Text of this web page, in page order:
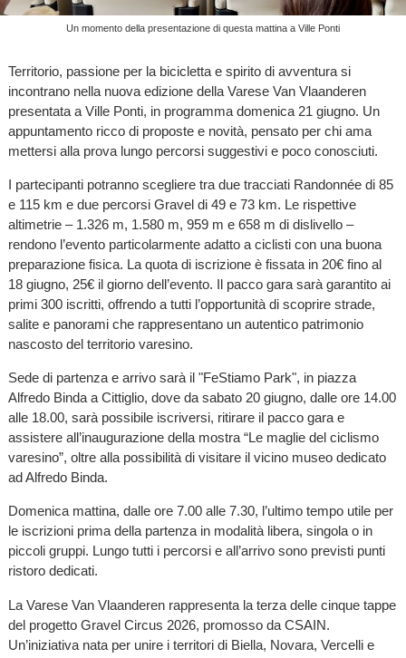
Un momento della presentazione di questa mattina a Ville Ponti
Territorio, passione per la bicicletta e spirito di avventura si
incontrano nella nuova edizione della Varese Van Vlaanderen
presentata a Ville Ponti, in programma domenica 21 giugno. Un
appuntamento ricco di proposte e novità, pensato per chi ama
mettersi alla prova lungo percorsi suggestivi e poco conosciuti.
I partecipanti potranno scegliere tra due tracciati Randonnée di 85
e 115 km e due percorsi Gravel di 49 e 73 km. Le rispettive
altimetrie – 1.326 m, 1.580 m, 959 m e 658 m di dislivello –
rendono l’evento particolarmente adatto a ciclisti con una buona
preparazione fisica. La quota di iscrizione è fissata in 20€ fino al
18 giugno, 25€ il giorno dell’evento. Il pacco gara sarà garantito ai
primi 300 iscritti, offrendo a tutti l’opportunità di scoprire strade,
salite e panorami che rappresentano un autentico patrimonio
nascosto del territorio varesino.
Sede di partenza e arrivo sarà il "FeStiamo Park", in piazza
Alfredo Binda a Cittiglio, dove da sabato 20 giugno, dalle ore 14.00
alle 18.00, sarà possibile iscriversi, ritirare il pacco gara e
assistere all’inaugurazione della mostra “Le maglie del ciclismo
varesino”, oltre alla possibilità di visitare il vicino museo dedicato
ad Alfredo Binda.
Domenica mattina, dalle ore 7.00 alle 7.30, l’ultimo tempo utile per
le iscrizioni prima della partenza in modalità libera, singola o in
piccoli gruppi. Lungo tutti i percorsi e all’arrivo sono previsti punti
ristoro dedicati.
La Varese Van Vlaanderen rappresenta la terza delle cinque tappe
del progetto Gravel Circus 2026, promosso da CSAIN.
Un’iniziativa nata per unire i territori di Biella, Novara, Vercelli e